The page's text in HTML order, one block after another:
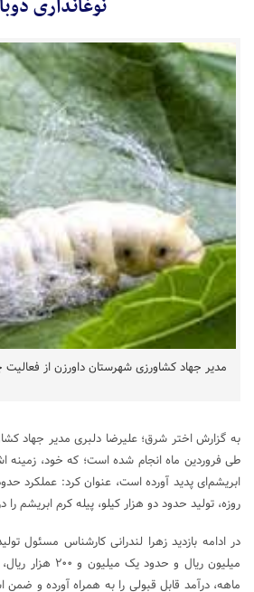
نوغانداری
مدیر جهاد کشاورزی شهرستان داورزن از
طی فروردین ماه انجام شده است؛ که خود، زمینه
روزه، تولید حدود دو هزار کیلو، پیله کرم ابریشم
در ادامه بازدید زهرا لندرانی کارشناس مسئول
میلیون ریال
ماهه، درآمد قابل قبولی را به همراه آورده و